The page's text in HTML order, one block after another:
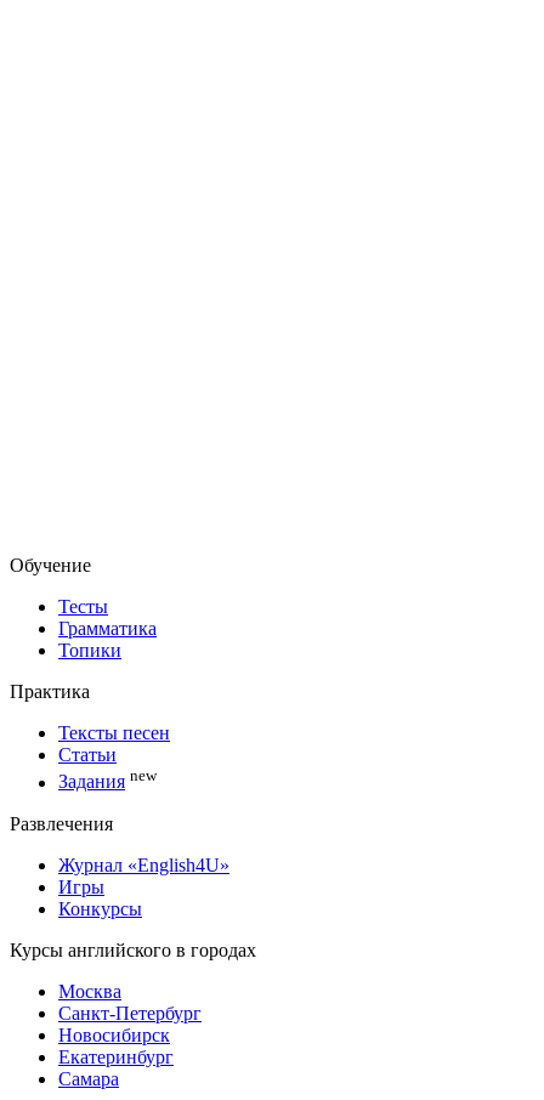
Обучение
Тесты
Грамматика
Топики
Практика
Тексты песен
Статьи
Задания new
Развлечения
Журнал «English4U»
Игры
Конкурсы
Курсы английского в городах
Москва
Санкт-Петербург
Новосибирск
Екатеринбург
Самара